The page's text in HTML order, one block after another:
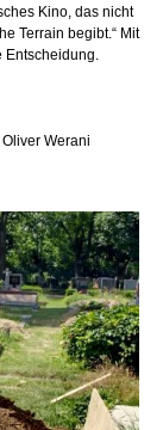
Kino, das nicht
Terrain begibt.“ Mit
Entscheidung.
Werani